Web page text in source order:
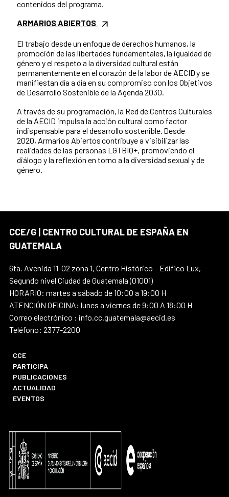
contenidos del programa.
ARMARIOS ABIERTOS
El trabajo desde un enfoque de derechos humanos, la
promoción de las libertades fundamentales, la igualdad de
género y el respeto a la diversidad cultural están
permanentemente en el corazón de la labor de AECID y se
manifiestan día a día en su compromiso con los Objetivos
de Desarrollo Sostenible de la Agenda 2030.
A través de su programación, la Red de Centros Culturales
de la AECID impulsa la acción cultural como factor
indispensable para el desarrollo sostenible. Desde
2020, Armarios Abiertos contribuye a visibilizar las
realidades de las personas LGTBIQ+, promoviendo el
diálogo y la reflexión en torno a la diversidad sexual y de
género.
CCE/G | CENTRO CULTURAL DE ESPAÑA EN
GUATEMALA
6ta. Avenida 11-02 zona 1, Centro Histórico – Edifico Lux,
Segundo nivel Ciudad de Guatemala (01001)
HORARIO: martes a sábado de 10:00 a 19:00 H
ATENCIÓN OFICINA: lunes a viernes de 9:00 A 18:00 H
Correo electrónico : info.cc.guatemala@aecid.es
Teléfono: 2377-2200
CCE
PARTICIPA
PUBLICACIONES
ACTUALIDAD
EVENTOS